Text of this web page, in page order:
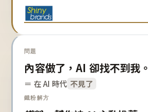
問題
內容做了，AI 卻找不到我。
＝ 在 AI 時代 不見了
鐵粉解方